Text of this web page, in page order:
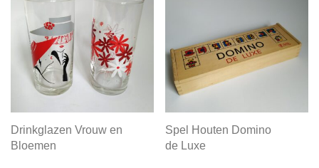
Drinkglazen Vrouw en
Bloemen
Spel Houten Domino
de Luxe